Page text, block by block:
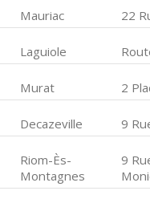
Mauriac 22
Laguiole
Murat 2
Decazeville 9
Riom-Ès-
Montagnes
9